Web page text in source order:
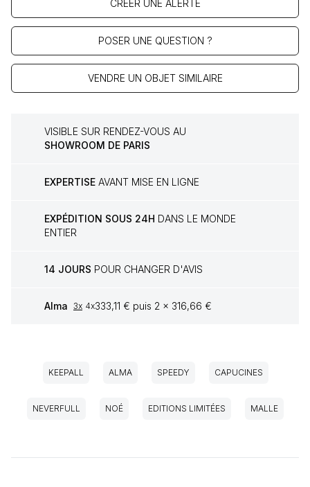
CRÉER UNE ALERTE
POSER UNE QUESTION ?
VENDRE UN OBJET SIMILAIRE
VISIBLE SUR RENDEZ-VOUS AU
SHOWROOM DE PARIS
EXPERTISE AVANT MISE EN LIGNE
EXPÉDITION SOUS 24H DANS LE MONDE
ENTIER
14 JOURS POUR CHANGER D'AVIS
Alma 3x 4x333,11 € puis 2 x 316,66 €
KEEPALL ALMA SPEEDY CAPUCINES
NEVERFULL NOÉ EDITIONS LIMITÉES MALLE